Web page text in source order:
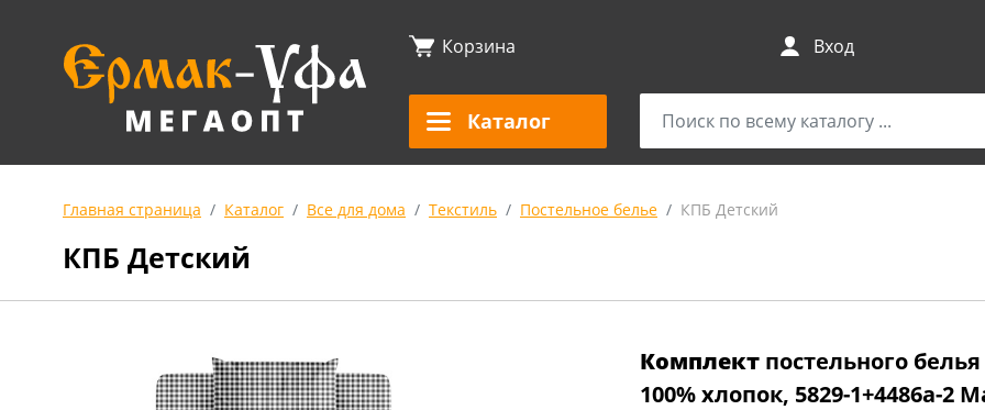
Корзина Вход
Каталог
Главная страница Каталог Все для дома Текстиль Постельное белье КПБ Детский
КПБ Детский
Комплект постельного
100% хлопок, 5829-1+4486а-2